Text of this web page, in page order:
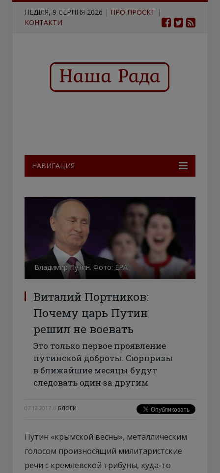
НЕДІЛЯ, 9 СЕРПНЯ 2026 | ПРО ПРОЄКТ |
КОНТАКТИ
НАВИГАЦИЯ
Владимир Путин. Фото: ЕРА
Виталий Портников:
Почему царь Путин
решил не воевать
Это только первое проявление
путинской доброты. Сюрпризы
в ближайшие месяцы будут
следовать один за другим
07.12.2017 // БЛОГИ
Путин «крымской весны», металлическим
голосом произносящий милитаристские
речи с кремлевской трибуны, куда-то